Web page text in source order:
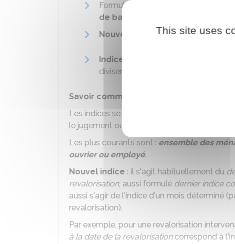
Formule de calcul elle-même :
de base
Nouvel indice
, c'est-à-dire l'indice
Indice de référence indice de
diviser.
Savoir comment trouver le nouvel
Les indices se trouvent sur le site internet de l'
le jugement ou dans la convention.
Les plus courants sont : ensemble des
ouvrier ou employé.
Nouvel indice : il s'agit habituellement du
revalorisation, aussi formulé dernier indice
aussi s'agir de l'indice d'un mois déterminé
revalorisation).
Par exemple, pour une revalorisation
à la date de la revalorisationcorrespond à
This site uses